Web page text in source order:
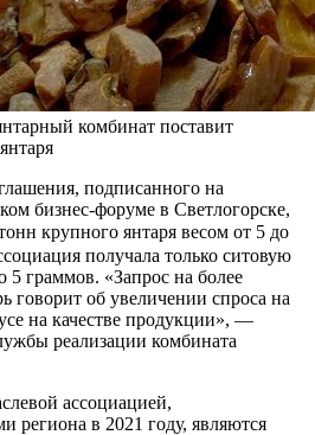
комбинат поставит
подписанного на
бизнес-форуме в Светлогорске,
крупного янтаря весом от 5 до
получала только ситовую
граммов. «Запрос на более
говорит об увеличении спроса на
на качестве продукции», —
реализации комбината
ассоциацией,
региона в 2021 году, являются